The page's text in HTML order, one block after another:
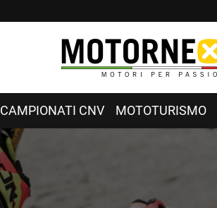
CAMPIONATI CNV MOTOTURISMO